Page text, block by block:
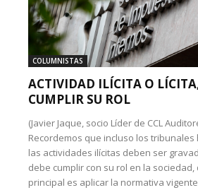
COLUMNISTAS
ACTIVIDAD ILÍCITA O
CUMPLIR SU ROL
(Javier Jaque, socio Líder de CCL
Recordemos que incluso los
las actividades ilícitas deben ser
debe cumplir con su rol en la
principal es aplicar la normativa